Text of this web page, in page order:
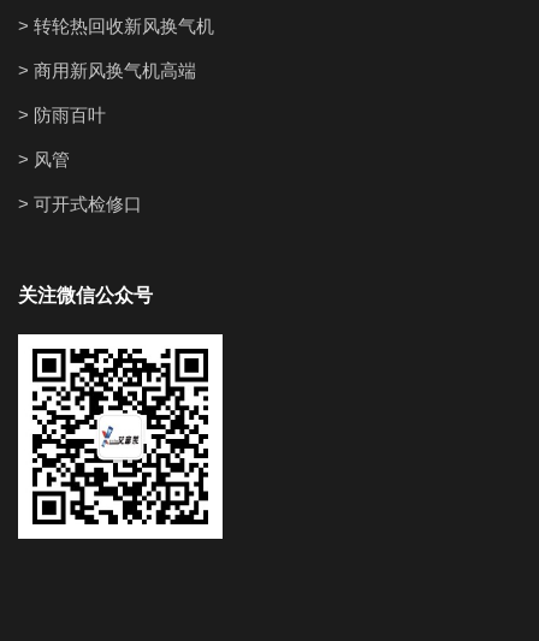
> 转轮热回收新风换气机
> 商用新风换气机高端
> 防雨百叶
> 风管
> 可开式检修口
关注微信公众号